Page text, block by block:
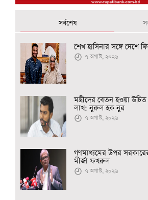
সর্বশেষ
শেখ হাসিনার সঙ্গে দেশে
৭ অগাস্ট, ২০২৬
মন্ত্রীদের বেতন হওয়া
লাখ: নুরুল হক নুর
৭ অগাস্ট, ২০২৬
গণমাধ্যমের উপর
মীর্জা ফখরুল
৭ অগাস্ট, ২০২৬